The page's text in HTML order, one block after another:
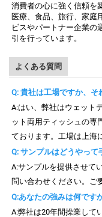
消費者の心に強く信頼を
医療、食品、旅行、家庭
ビスやパートナー企業の
引を行っています。
よくある質問
Q: 貴社は工場ですか、そ
A:はい、弊社はウェット
ット両用ティッシュの専
ております。工場は上海
Q: サンプルはどうやって
A:サンプルを提供させて
問い合わせください。ご
Q:あなたの強みは何です
A:弊社は20年間操業して